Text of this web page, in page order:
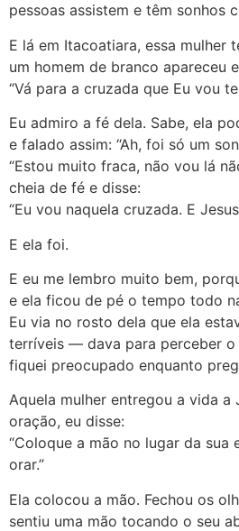
pessoas assistem e têm sonhos
E lá em Itacoatiara, essa mulher
um homem de branco apareceu
“Vá para a cruzada que Eu vou te
Eu admiro a fé dela. Sabe, ela
e falado assim: “Ah, foi só um
“Estou muito fraca, não vou lá
cheia de fé e disse:
“Eu vou naquela cruzada. E
E ela foi.
E eu me lembro muito bem,
e ela ficou de pé o tempo todo
Eu via no rosto dela que ela
terríveis — dava para perceber o
fiquei preocupado enquanto
Aquela mulher entregou a vida a
oração, eu disse:
“Coloque a mão no lugar da sua
orar.”
Ela colocou a mão. Fechou os
sentiu uma mão tocando o seu